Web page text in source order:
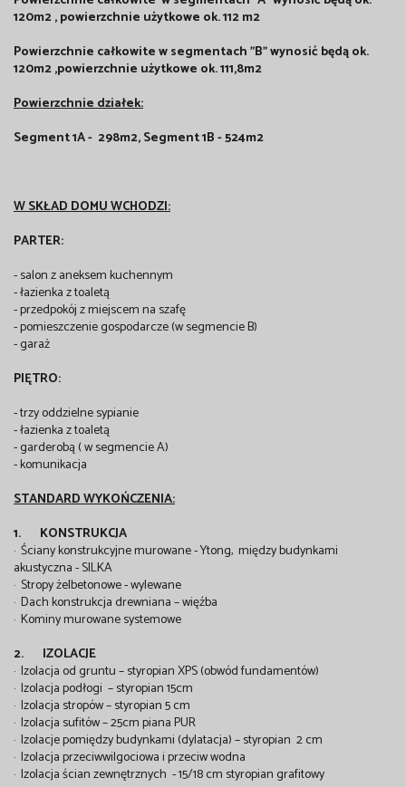
120m2 , powierzchnie użytkowe ok. 112 m2
Powierzchnie całkowite w segmentach "B" wynosić będą ok.
120m2 ,powierzchnie użytkowe ok. 111,8m2
Powierzchnie działek:
Segment 1A - 298m2, Segment 1B - 524m2
W SKŁAD DOMU WCHODZI:
PARTER:
- salon z aneksem kuchennym
- łazienka z toaletą
- przedpokój z miejscem na szafę
- pomieszczenie gospodarcze (w segmencie B)
- garaż
PIĘTRO:
- trzy oddzielne sypianie
- łazienka z toaletą
- garderobą ( w segmencie A)
- komunikacja
STANDARD WYKOŃCZENIA:
1. KONSTRUKCJA
· Ściany konstrukcyjne murowane - Ytong, między budynkami
akustyczna - SILKA
· Stropy żelbetonowe - wylewane
· Dach konstrukcja drewniana – więźba
· Kominy murowane systemowe
2. IZOLACJE
· Izolacja od gruntu – styropian XPS (obwód fundamentów)
· Izolacja podłogi – styropian 15cm
· Izolacja stropów – styropian 5 cm
· Izolacja sufitów – 25cm piana PUR
· Izolacje pomiędzy budynkami (dylatacja) – styropian 2 cm
· Izolacja przeciwwilgociowa i przeciw wodna
· Izolacja ścian zewnętrznych - 15/18 cm styropian grafitowy